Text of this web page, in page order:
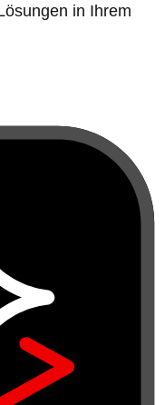
in Ihrem